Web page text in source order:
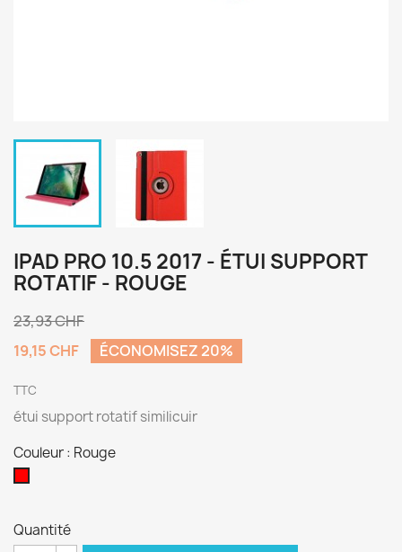
IPAD PRO 10.5 2017 - ÉTUI SUPPORT
ROTATIF - ROUGE
23,93 CHF
19,15 CHF
ÉCONOMISEZ 20%
TTC
étui support rotatif similicuir
Couleur : Rouge
Quantité